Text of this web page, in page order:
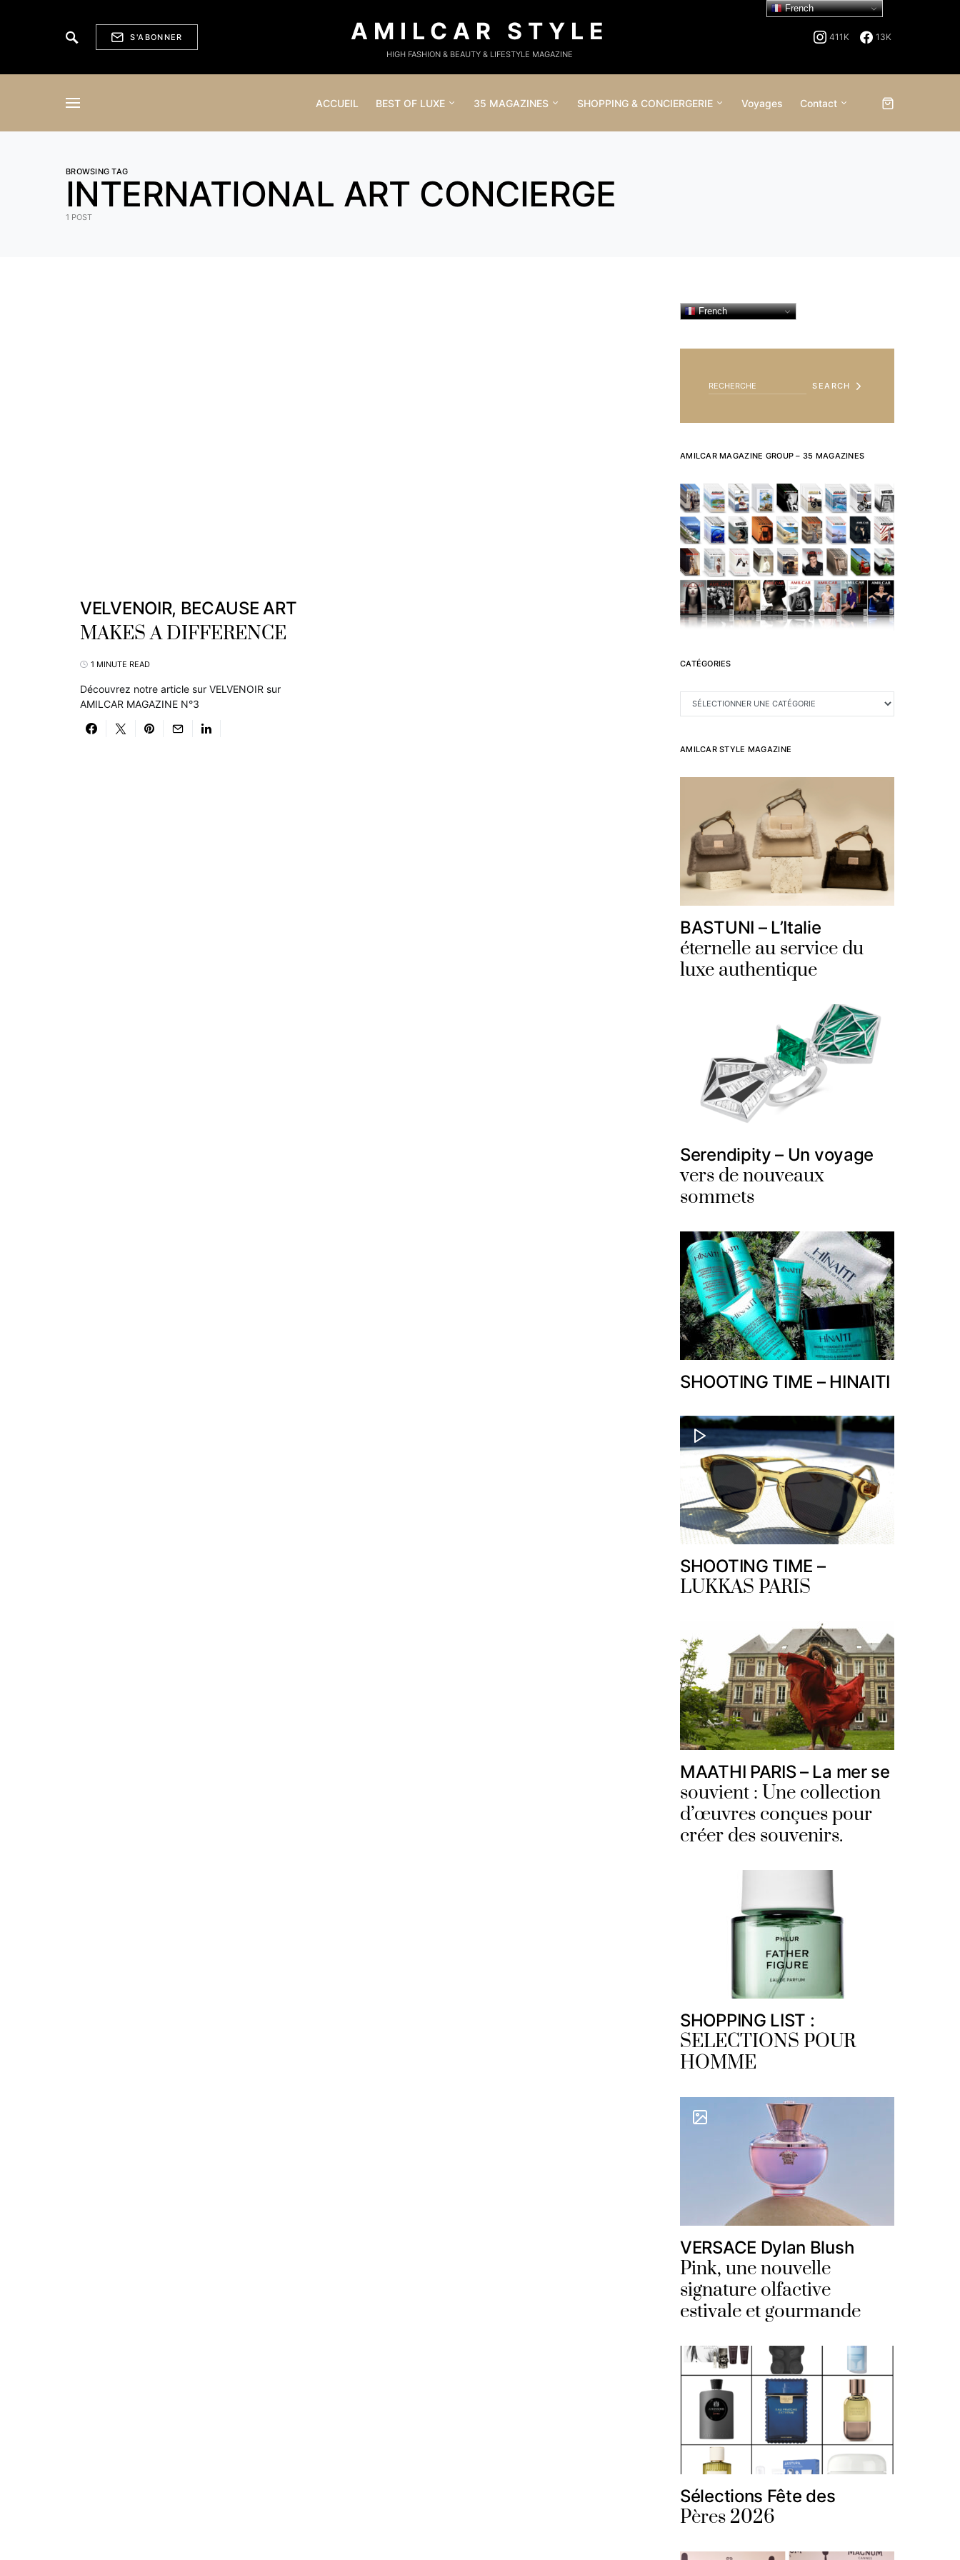
S'ABONNER AMILCAR STYLE
HIGH FASHION & BEAUTY & LIFESTYLE MAGAZINE
411K 13K
ACCUEIL BEST OF LUXE 35 MAGAZINES SHOPPING & CONCIERGERIE Voyages Contact
BROWSING TAG
INTERNATIONAL ART CONCIERGE
1 POST
VELVENOIR, BECAUSE ART
MAKES A DIFFERENCE
1 MINUTE READ
Découvrez notre article sur VELVENOIR sur
AMILCAR MAGAZINE N°3
French
SEARCH
AMILCAR MAGAZINE GROUP – 35 MAGAZINES
CATÉGORIES
CATÉGORIES
AMILCAR STYLE MAGAZINE
BASTUNI – L’Italie
éternelle au service du
luxe authentique
Serendipity – Un voyage
vers de nouveaux
sommets
SHOOTING TIME – HINAITI
SHOOTING TIME –
LUKKAS PARIS
MAATHI PARIS – La mer se
souvient : Une collection
d’œuvres conçues pour
créer des souvenirs.
SHOPPING LIST :
SELECTIONS POUR
HOMME
VERSACE Dylan Blush
Pink, une nouvelle
signature olfactive
estivale et gourmande
Sélections Fête des
Pères 2026
French